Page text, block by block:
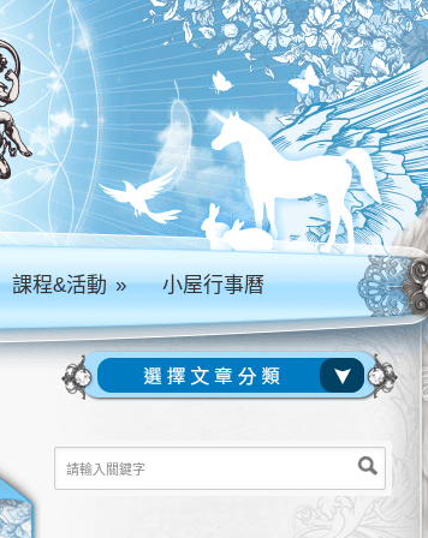
課程&活動» 小屋行事曆